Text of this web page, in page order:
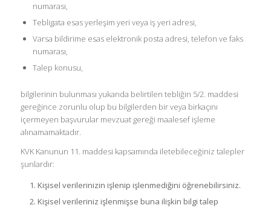
numarası,
Tebligata esas yerleşim yeri veya iş yeri adresi,
Varsa bildirime esas elektronik posta adresi, telefon ve faks
numarası,
Talep konusu,
bilgilerinin bulunması yukarıda belirtilen tebliğin 5/2. maddesi
gereğince zorunlu olup bu bilgilerden bir veya birkaçını
içermeyen başvurular mevzuat gereği maalesef işleme
alınamamaktadır.
KVK Kanunun 11. maddesi kapsamında iletebileceğiniz talepler
şunlardır:
Kişisel verilerinizin işlenip işlenmediğini öğrenebilirsiniz.
Kişisel verileriniz işlenmişse buna ilişkin bilgi talep